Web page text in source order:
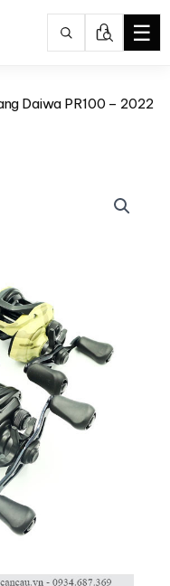
☰
Daiwa PR100 – 2022